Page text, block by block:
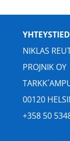
NIKLAS
PROJNIK OY
00120
+358 50